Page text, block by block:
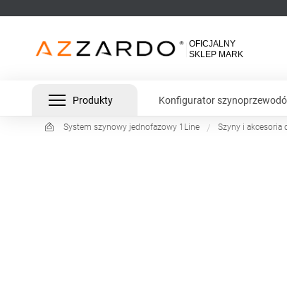
Produkty Konfigurator
System szynowy jednofazowy 1Line Szyny i akcesoria